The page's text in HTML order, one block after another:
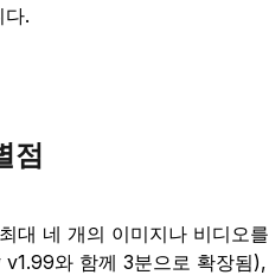
다.
점
대 네 개의 이미지나 비디오
와 함께 3분으로 확장됨